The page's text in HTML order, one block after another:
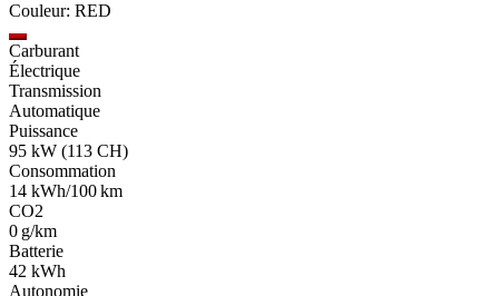
Couleur: RED
Carburant
Électrique
Transmission
Automatique
Puissance
95 kW (113 CH)
Consommation
14 kWh/100 km
CO2
0 g/km
Batterie
42 kWh
Autonomie